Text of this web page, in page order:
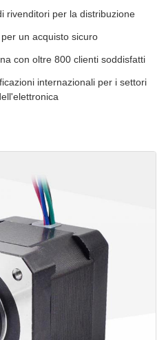
rivenditori per la distribuzione
un acquisto sicuro
con oltre 800 clienti soddisfatti
internazionali per i settori